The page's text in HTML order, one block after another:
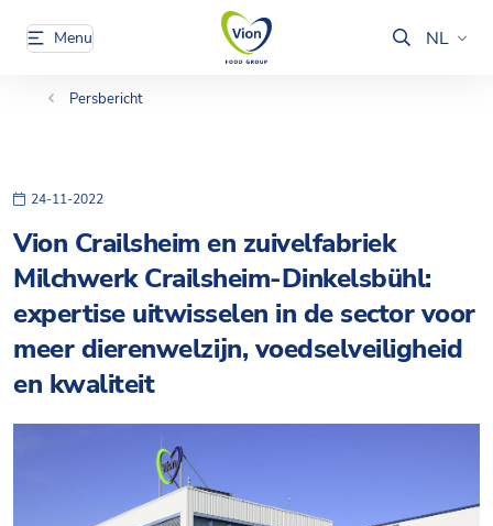
Menu NL
Persbericht
24-11-2022
Vion Crailsheim en zuivelfabriek
Milchwerk Crailsheim-Dinkelsbühl:
expertise uitwisselen in de sector voor
meer dierenwelzijn, voedselveiligheid
en kwaliteit